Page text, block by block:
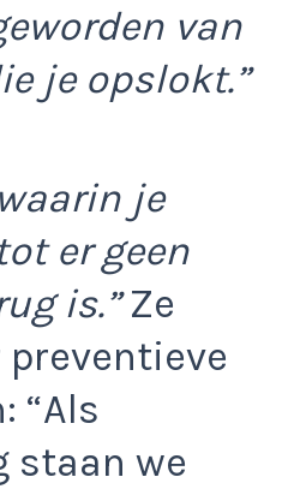
van
je opslokt.”
je
er geen
is.”Ze
“Als
staan we